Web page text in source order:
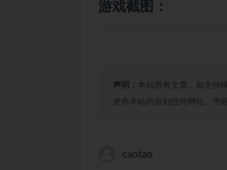
游戏截图：
声明： 本站所有文章，如无特
发布本站内容到任何网站、书
caotao